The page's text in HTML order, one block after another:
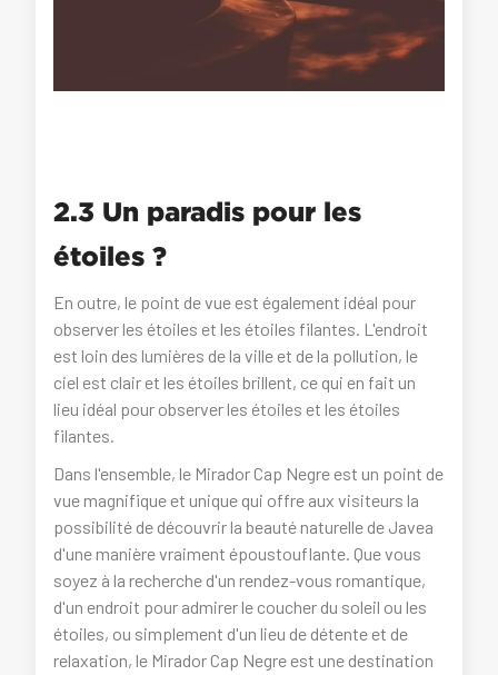
2.3 Un paradis pour les
étoiles ?
En outre, le point de vue est également idéal pour
observer les étoiles et les étoiles filantes. L'endroit
est loin des lumières de la ville et de la pollution, le
ciel est clair et les étoiles brillent, ce qui en fait un
lieu idéal pour observer les étoiles et les étoiles
filantes.
Dans l'ensemble, le Mirador Cap Negre est un point de
vue magnifique et unique qui offre aux visiteurs la
possibilité de découvrir la beauté naturelle de Javea
d'une manière vraiment époustouflante. Que vous
soyez à la recherche d'un rendez-vous romantique,
d'un endroit pour admirer le coucher du soleil ou les
étoiles, ou simplement d'un lieu de détente et de
relaxation, le Mirador Cap Negre est une destination